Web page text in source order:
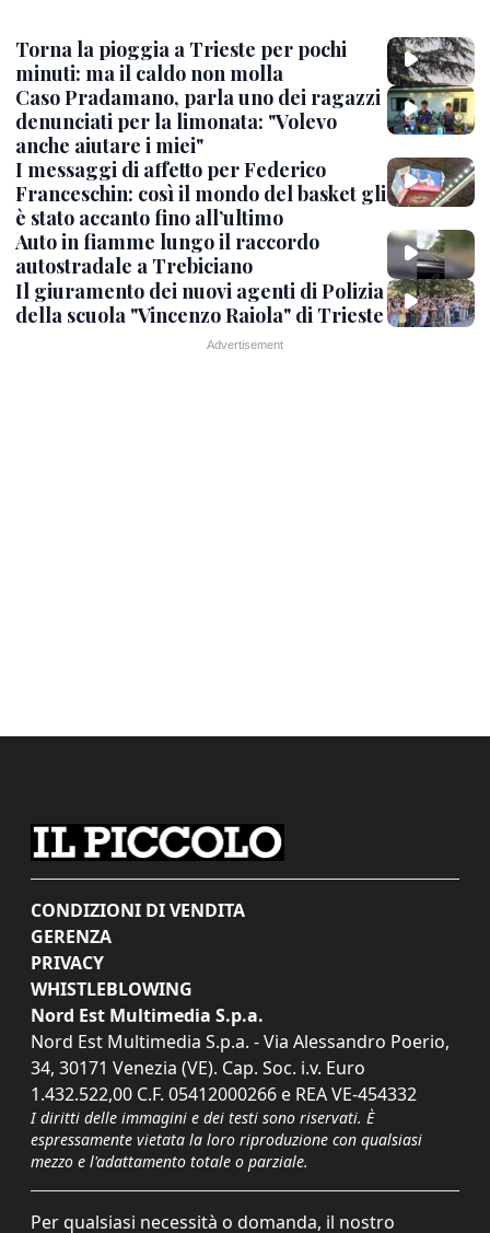
Torna la pioggia a Trieste per pochi
minuti: ma il caldo non molla
Caso Pradamano, parla uno dei ragazzi
denunciati per la limonata: "Volevo
anche aiutare i miei"
I messaggi di affetto per Federico
Franceschin: così il mondo del basket gli
è stato accanto fino all’ultimo
Auto in fiamme lungo il raccordo
autostradale a Trebiciano
Il giuramento dei nuovi agenti di Polizia
della scuola "Vincenzo Raiola" di Trieste
CONDIZIONI DI VENDITA
GERENZA
PRIVACY
WHISTLEBLOWING
Nord Est Multimedia S.p.a.
Nord Est Multimedia S.p.a. - Via Alessandro Poerio,
34, 30171 Venezia (VE). Cap. Soc. i.v. Euro
1.432.522,00 C.F. 05412000266 e REA VE-454332
I diritti delle immagini e dei testi sono riservati. È
espressamente vietata la loro riproduzione con qualsiasi
mezzo e l'adattamento totale o parziale.
Per qualsiasi necessità o domanda, il nostro